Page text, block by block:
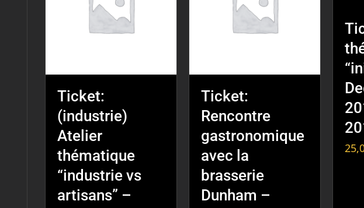
Ticket:
(industrie)
Atelier
thématique
“industrie vs
artisans” –
Ticket:
Rencontre
gastronomique
avec la
brasserie
Dunham –